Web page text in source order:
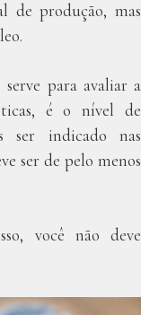
de produção, mas
para avaliar a
é o nível de
ser indicado nas
ser de pelo menos
você não deve